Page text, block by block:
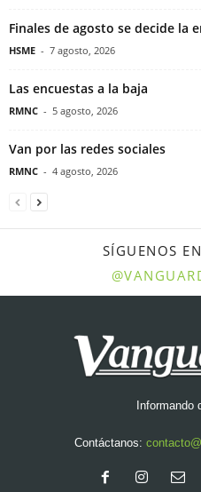
Finales de agosto se decide la
HSME - 7 agosto, 2026
Las encuestas a la baja
RMNC - 5 agosto, 2026
Van por las redes sociales
RMNC - 4 agosto, 2026
SÍGUENOS
Informando
Contáctanos: